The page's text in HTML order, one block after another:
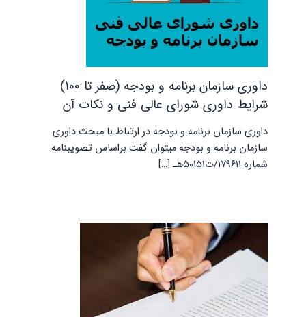
داوری سازمان برنامه و بودجه (صفر تا 100)
شرایط داوری شورای عالی فنی و نکات آن
داوری سازمان برنامه و بودجه در ارتباط با مبحث داوری
سازمان برنامه و بودجه میتوان گفت براساس تصويبنامه
شماره ۱۷۹۶۱۱/ت۵۰۱۵۱هـ […]